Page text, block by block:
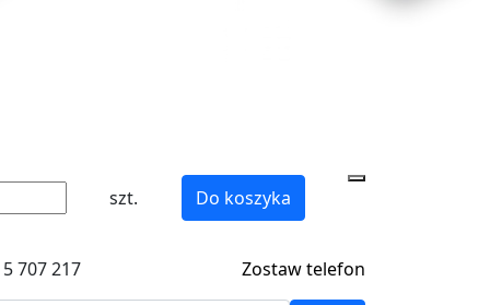
szt. Do koszyka
707 217 Zostaw telefon